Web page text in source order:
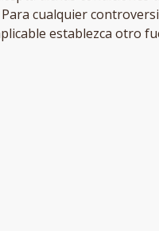
cualquier
establezca otro